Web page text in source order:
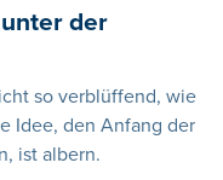
der
so verblüffend, wie
Idee, den Anfang der
ist albern.